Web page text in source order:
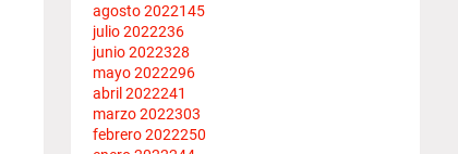
agosto 2022145
julio 2022236
junio 2022328
mayo 2022296
abril 2022241
marzo 2022303
febrero 2022250